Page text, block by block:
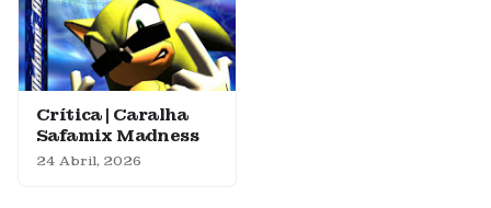
Crítica | Caralha
Safamix Madness
24 Abril, 2026